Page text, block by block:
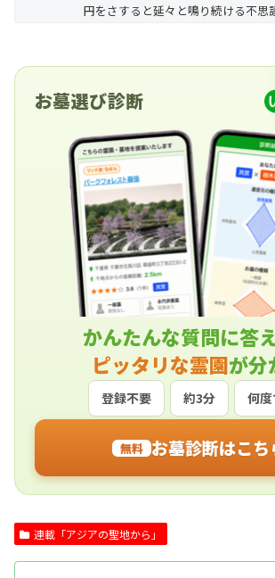
円をさすると延々と鳴り続ける不思
お墓選び診断
かんたんな質問に答
ピッタリな霊園が分
登録不要 約3分 何度
無料 お墓診断はこち
連載「アジアの聖地から」